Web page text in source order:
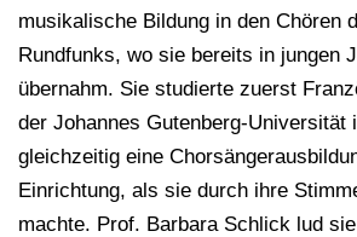
musikalische Bildung in den Chören
Rundfunks, wo sie bereits in jungen
übernahm. Sie studierte zuerst
der Johannes Gutenberg-Universität
gleichzeitig eine
Einrichtung, als sie durch ihre
machte. Prof. Barbara Schlick lud